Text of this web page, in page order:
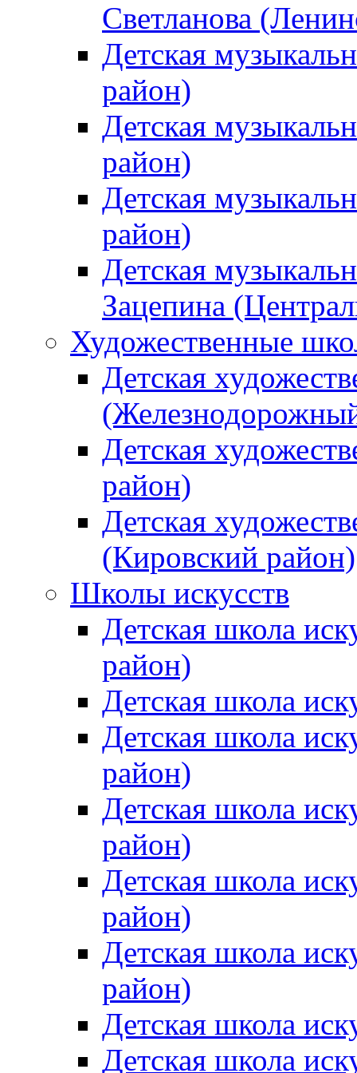
Светланова
Детская
район)
Детская
район)
Детская
район)
Детская
Зацепина
Художественные
Детская
Детская
район)
Детская
(Кировский район)
Школы искусств
Детская школа
район)
Детская школа
Детская школа
район)
Детская школа
район)
Детская школа
район)
Детская школа
район)
Детская школа
Детская школа